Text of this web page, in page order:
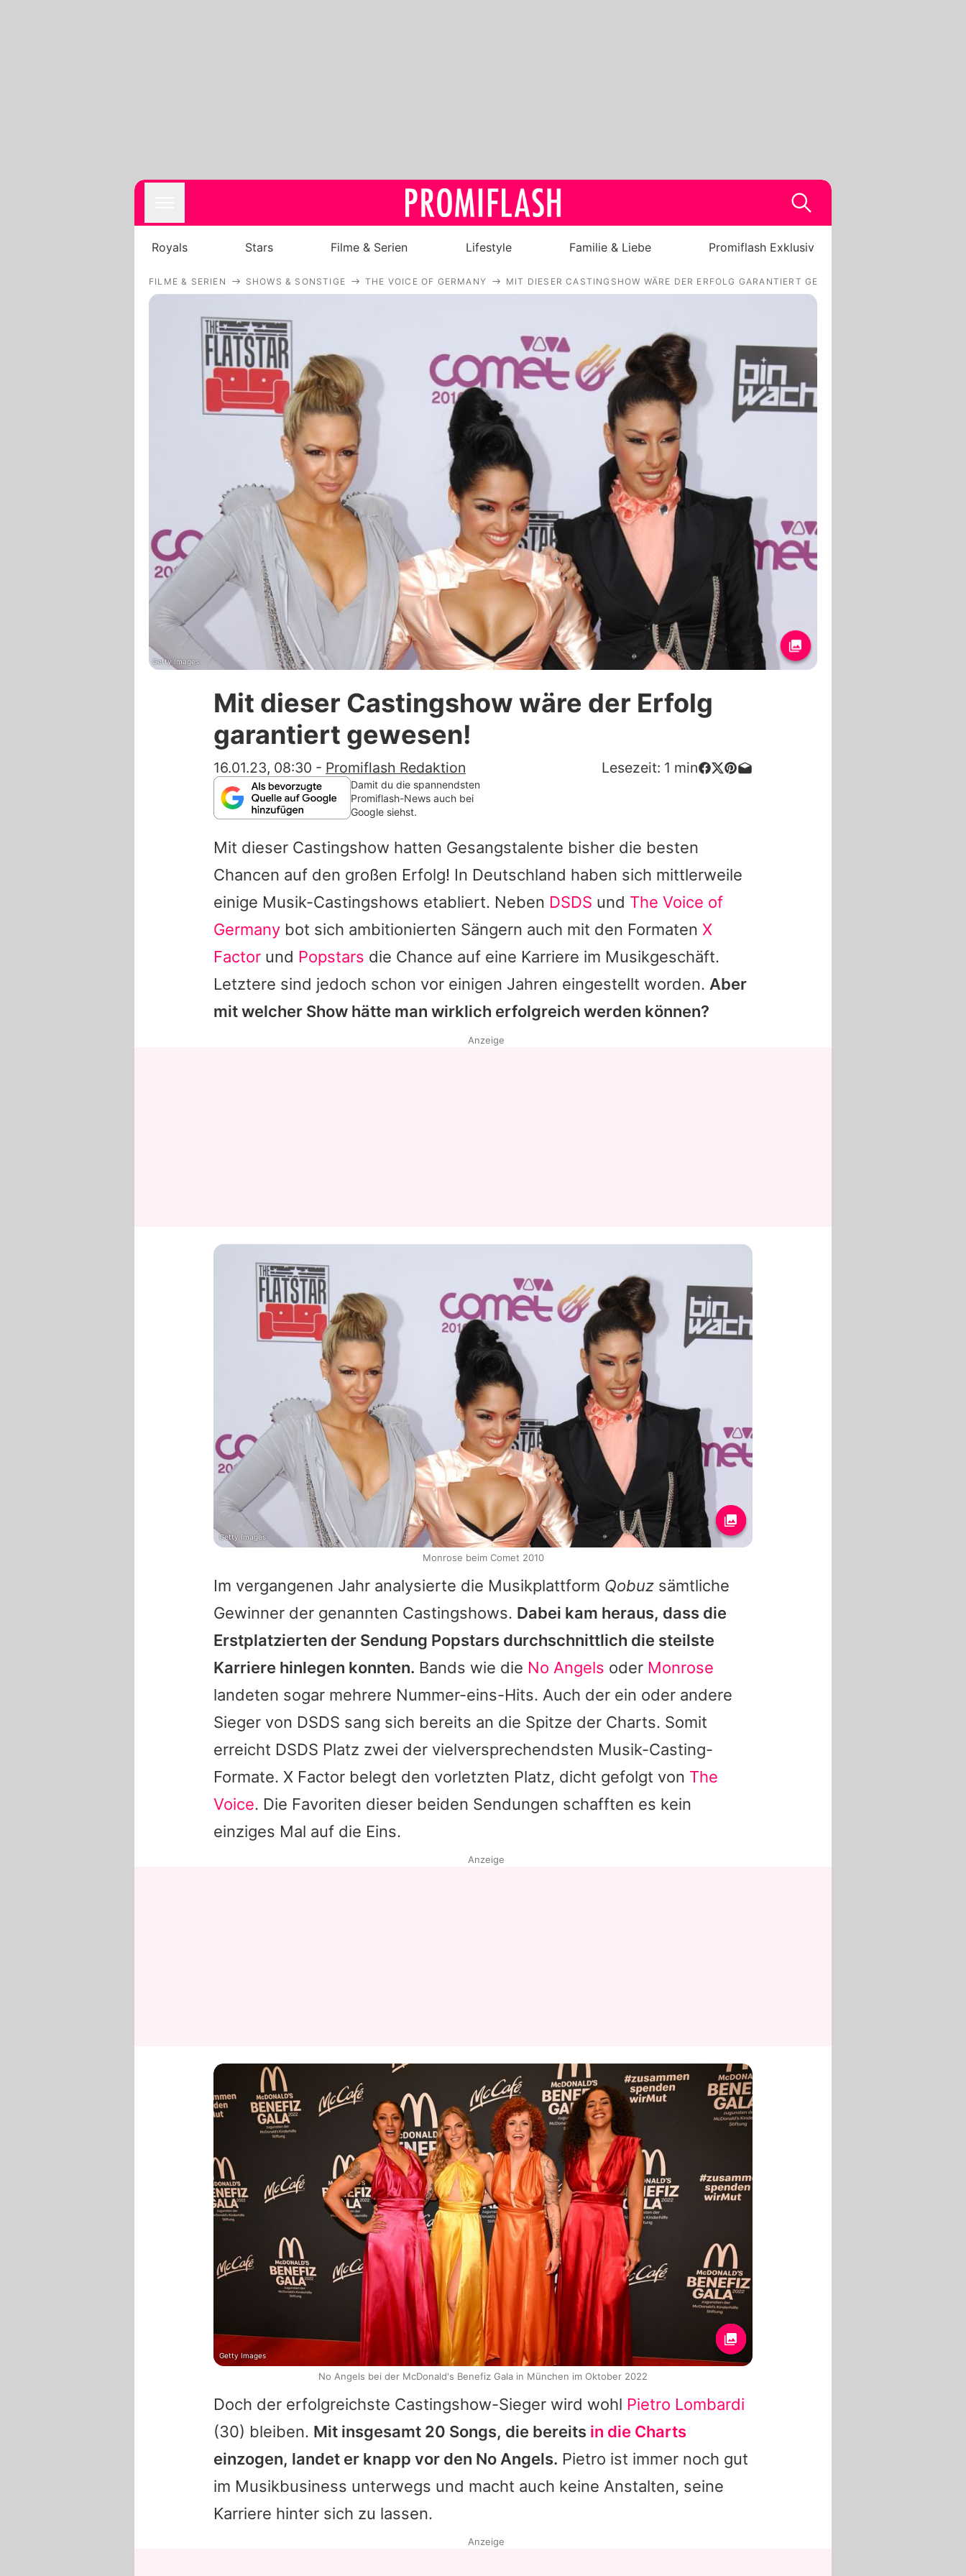
Royals
Filme & Serien
Lifestyle
Familie & Liebe
Promiflash Exklusiv
Alle Themen auf Promiflash
Jobs
App runterladen
Team
Redaktionelle Richtlinien
Impressum
Datenschutzerklärung
Nutzungsbedingungen
Utiq verwalten
Royals Stars Filme & Serien Lifestyle Familie & Liebe Promiflash Exklusiv
FILME & SERIEN SHOWS & SONSTIGE THE VOICE OF GERMANY MIT DIESER CASTINGSHOW WÄRE DER ERFOLG GARANTIERT GEWESEN!
Getty Images
Mit dieser Castingshow wäre der Erfolg
garantiert gewesen!
16.01.23, 08:30 - Promiflash Redaktion Lesezeit: 1 min
Damit du die spannendsten
Promiflash-News auch bei
Google siehst.
Mit dieser Castingshow hatten Gesangstalente bisher die besten
Chancen auf den großen Erfolg! In Deutschland haben sich mittlerweile
einige Musik-Castingshows etabliert. Neben DSDS und The Voice of
Germany bot sich ambitionierten Sängern auch mit den Formaten X
Factor und Popstars die Chance auf eine Karriere im Musikgeschäft.
Letztere sind jedoch schon vor einigen Jahren eingestellt worden. Aber
mit welcher Show hätte man wirklich erfolgreich werden können?
Im vergangenen Jahr analysierte die Musikplattform Qobuz sämtliche
Gewinner der genannten Castingshows. Dabei kam heraus, dass die
Erstplatzierten der Sendung Popstars durchschnittlich die steilste
Karriere hinlegen konnten. Bands wie die No Angels oder Monrose
landeten sogar mehrere Nummer-eins-Hits. Auch der ein oder andere
Sieger von DSDS sang sich bereits an die Spitze der Charts. Somit
erreicht DSDS Platz zwei der vielversprechendsten Musik-Casting-
Formate. X Factor belegt den vorletzten Platz, dicht gefolgt von The
Voice. Die Favoriten dieser beiden Sendungen schafften es kein
einziges Mal auf die Eins.
Doch der erfolgreichste Castingshow-Sieger wird wohl Pietro Lombardi
(30) bleiben. Mit insgesamt 20 Songs, die bereits in die Charts
einzogen, landet er knapp vor den No Angels. Pietro ist immer noch gut
im Musikbusiness unterwegs und macht auch keine Anstalten, seine
Karriere hinter sich zu lassen.
Anzeige
Getty Images
Monrose beim Comet 2010
Anzeige
Getty Images
No Angels bei der McDonald's Benefiz Gala in München im Oktober 2022
Anzeige